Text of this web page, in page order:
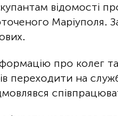
відомості
Маріуполя.
про колег
переходити на